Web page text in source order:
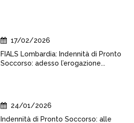
17/02/2026
FIALS Lombardia: Indennità di Pronto
Soccorso: adesso l’erogazione...
24/01/2026
Indennità di Pronto Soccorso: alle